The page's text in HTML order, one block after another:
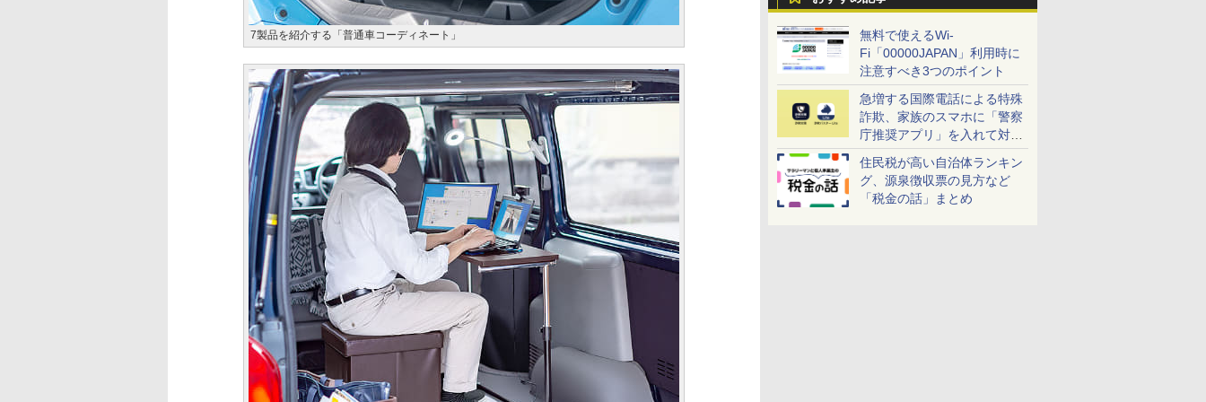
無料で使えるWi-
Fi「00000JAPAN」利用時に
注意すべき3つのポイント
急増する国際電話による特殊
詐欺、家族のスマホに「警察
庁推奨アプリ」を入れて対策
しよう！
住民税が高い自治体ランキン
グ、源泉徴収票の見方など
「税金の話」まとめ
7製品を紹介する「普通車コーディネート」